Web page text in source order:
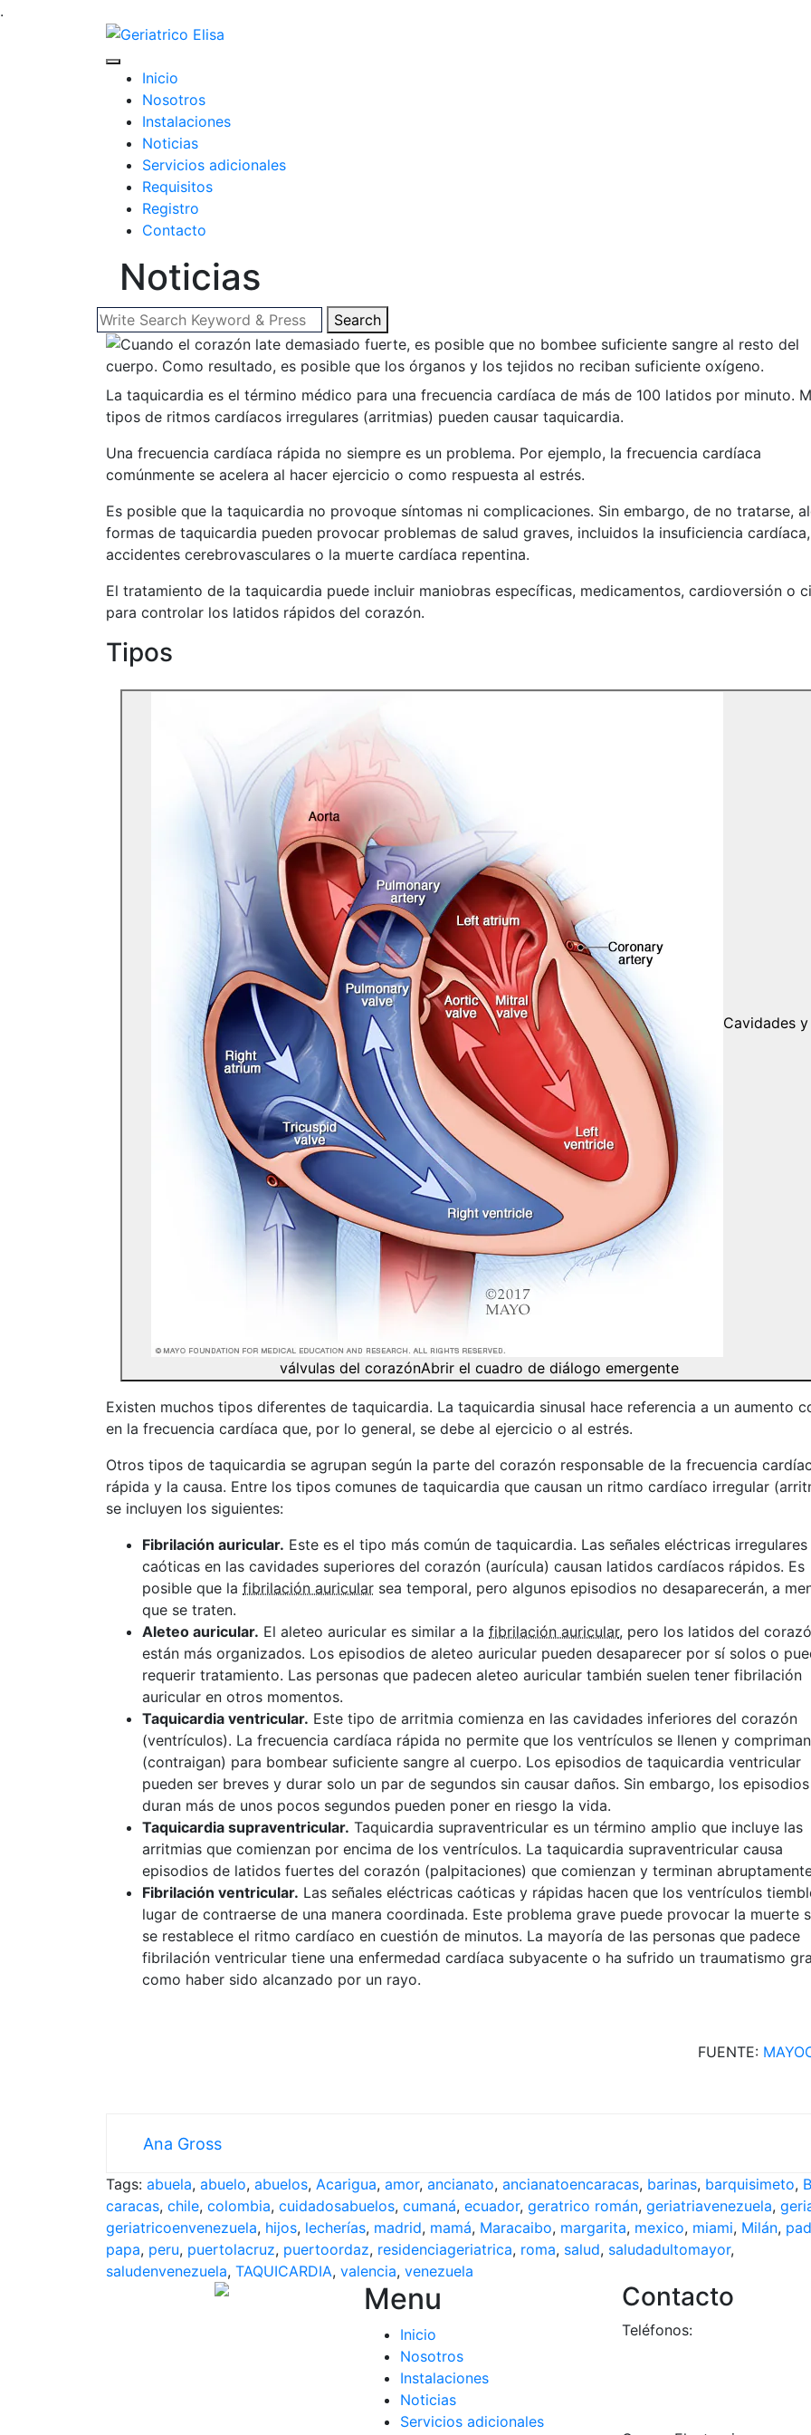
.
Inicio
Nosotros
Instalaciones
Noticias
Servicios adicionales
Requisitos
Registro
Contacto
Noticias
Search
La taquicardia es el término médico para una frecuencia cardíaca de más de 100 latidos por minuto.
tipos de ritmos cardíacos irregulares (arritmias) pueden causar taquicardia.
Una frecuencia cardíaca rápida no siempre es un problema. Por ejemplo, la frecuencia cardíaca
comúnmente se acelera al hacer ejercicio o como respuesta al estrés.
Es posible que la taquicardia no provoque síntomas ni complicaciones. Sin embargo, de no tratarse,
formas de taquicardia pueden provocar problemas de salud graves, incluidos la insuficiencia
accidentes cerebrovasculares o la muerte cardíaca repentina.
El tratamiento de la taquicardia puede incluir maniobras específicas, medicamentos, cardioversión o
para controlar los latidos rápidos del corazón.
Tipos
Cavidades y
válvulas del corazónAbrir el cuadro de diálogo emergente
Existen muchos tipos diferentes de taquicardia. La taquicardia sinusal hace referencia a un aumento
en la frecuencia cardíaca que, por lo general, se debe al ejercicio o al estrés.
Otros tipos de taquicardia se agrupan según la parte del corazón responsable de la frecuencia
rápida y la causa. Entre los tipos comunes de taquicardia que causan un ritmo cardíaco irregular
se incluyen los siguientes:
Fibrilación auricular. Este es el tipo más común de taquicardia. Las señales eléctricas
caóticas en las cavidades superiores del corazón (aurícula) causan latidos cardíacos rápidos. Es
posible que la fibrilación auricular sea temporal, pero algunos episodios no desaparecerán, a
que se traten.
Aleteo auricular. El aleteo auricular es similar a la fibrilación auricular, pero los latidos del
están más organizados. Los episodios de aleteo auricular pueden desaparecer por sí solos o
requerir tratamiento. Las personas que padecen aleteo auricular también suelen tener fibrilación
auricular en otros momentos.
Taquicardia ventricular. Este tipo de arritmia comienza en las cavidades inferiores del corazón
(ventrículos). La frecuencia cardíaca rápida no permite que los ventrículos se llenen y compriman
(contraigan) para bombear suficiente sangre al cuerpo. Los episodios de taquicardia ventricular
pueden ser breves y durar solo un par de segundos sin causar daños. Sin embargo, los
duran más de unos pocos segundos pueden poner en riesgo la vida.
Taquicardia supraventricular. Taquicardia supraventricular es un término amplio que incluye las
arritmias que comienzan por encima de los ventrículos. La taquicardia supraventricular causa
episodios de latidos fuertes del corazón (palpitaciones) que comienzan y terminan
Fibrilación ventricular. Las señales eléctricas caóticas y rápidas hacen que los ventrículos
lugar de contraerse de una manera coordinada. Este problema grave puede provocar la muerte
se restablece el ritmo cardíaco en cuestión de minutos. La mayoría de las personas que padece
fibrilación ventricular tiene una enfermedad cardíaca subyacente o ha sufrido un traumatismo
como haber sido alcanzado por un rayo.
FUENTE:
Ana Gross
Tags: abuela, abuelo, abuelos, Acarigua, amor, ancianato, ancianatoencaracas, barinas, barquisimeto,
caracas, chile, colombia, cuidadosabuelos, cumaná, ecuador, geratrico román, geriatriavenezuela,
geriatricoenvenezuela, hijos, lecherías, madrid, mamá, Maracaibo, margarita, mexico, miami, Milán,
papa, peru, puertolacruz, puertoordaz, residenciageriatrica, roma, salud, saludadultomayor,
saludenvenezuela, TAQUICARDIA, valencia, venezuela
Menu
Inicio
Nosotros
Instalaciones
Noticias
Servicios adicionales
Contacto
Teléfonos: